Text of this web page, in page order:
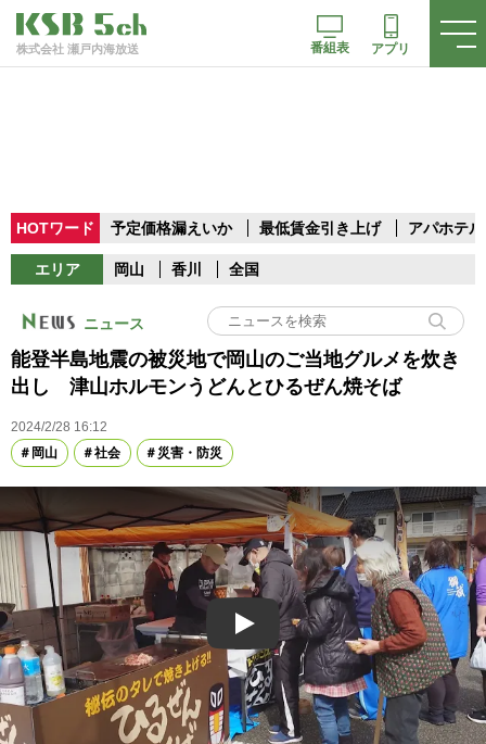
株式会社 瀬戸内海放送 番組表 アプリ
HOTワード 予定価格漏えいか 最低賃金引き上げ アパホテル
エリア 岡山 香川 全国
ニュース
能登半島地震の被災地で岡山のご当地グルメを炊き
出し 津山ホルモンうどんとひるぜん焼そば
2024/2/28 16:12
岡山
社会 災害・防災
Play